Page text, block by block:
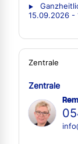
15.09.2026 -
Zentrale
Zentrale